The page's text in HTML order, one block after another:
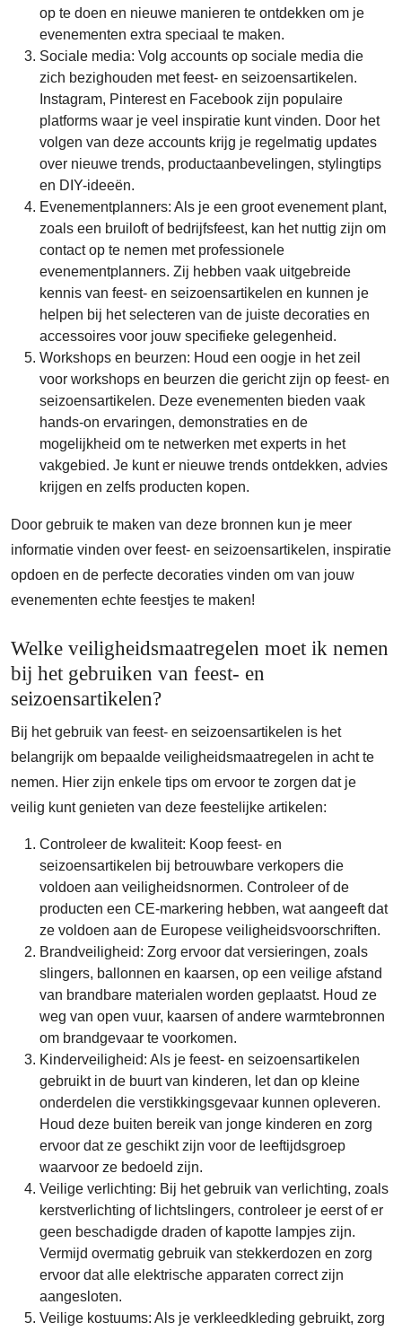
op te doen en nieuwe manieren te ontdekken om je
evenementen extra speciaal te maken.
Sociale media: Volg accounts op sociale media die
zich bezighouden met feest- en seizoensartikelen.
Instagram, Pinterest en Facebook zijn populaire
platforms waar je veel inspiratie kunt vinden. Door het
volgen van deze accounts krijg je regelmatig updates
over nieuwe trends, productaanbevelingen, stylingtips
en DIY-ideeën.
Evenementplanners: Als je een groot evenement plant,
zoals een bruiloft of bedrijfsfeest, kan het nuttig zijn om
contact op te nemen met professionele
evenementplanners. Zij hebben vaak uitgebreide
kennis van feest- en seizoensartikelen en kunnen je
helpen bij het selecteren van de juiste decoraties en
accessoires voor jouw specifieke gelegenheid.
Workshops en beurzen: Houd een oogje in het zeil
voor workshops en beurzen die gericht zijn op feest- en
seizoensartikelen. Deze evenementen bieden vaak
hands-on ervaringen, demonstraties en de
mogelijkheid om te netwerken met experts in het
vakgebied. Je kunt er nieuwe trends ontdekken, advies
krijgen en zelfs producten kopen.
Door gebruik te maken van deze bronnen kun je meer
informatie vinden over feest- en seizoensartikelen, inspiratie
opdoen en de perfecte decoraties vinden om van jouw
evenementen echte feestjes te maken!
Welke veiligheidsmaatregelen moet ik nemen
bij het gebruiken van feest- en
seizoensartikelen?
Bij het gebruik van feest- en seizoensartikelen is het
belangrijk om bepaalde veiligheidsmaatregelen in acht te
nemen. Hier zijn enkele tips om ervoor te zorgen dat je
veilig kunt genieten van deze feestelijke artikelen:
Controleer de kwaliteit: Koop feest- en
seizoensartikelen bij betrouwbare verkopers die
voldoen aan veiligheidsnormen. Controleer of de
producten een CE-markering hebben, wat aangeeft dat
ze voldoen aan de Europese veiligheidsvoorschriften.
Brandveiligheid: Zorg ervoor dat versieringen, zoals
slingers, ballonnen en kaarsen, op een veilige afstand
van brandbare materialen worden geplaatst. Houd ze
weg van open vuur, kaarsen of andere warmtebronnen
om brandgevaar te voorkomen.
Kinderveiligheid: Als je feest- en seizoensartikelen
gebruikt in de buurt van kinderen, let dan op kleine
onderdelen die verstikkingsgevaar kunnen opleveren.
Houd deze buiten bereik van jonge kinderen en zorg
ervoor dat ze geschikt zijn voor de leeftijdsgroep
waarvoor ze bedoeld zijn.
Veilige verlichting: Bij het gebruik van verlichting, zoals
kerstverlichting of lichtslingers, controleer je eerst of er
geen beschadigde draden of kapotte lampjes zijn.
Vermijd overmatig gebruik van stekkerdozen en zorg
ervoor dat alle elektrische apparaten correct zijn
aangesloten.
Veilige kostuums: Als je verkleedkleding gebruikt, zorg